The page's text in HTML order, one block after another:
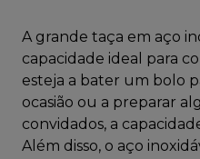
A grande taça em aço
capacidade ideal para
esteja a bater um bolo
ocasião ou a preparar
convidados, a
Além disso, o aço